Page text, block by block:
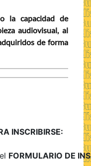
la capacidad de
audiovisual, al
de forma
INSCRIBIRSE:
FORMULARIO DE